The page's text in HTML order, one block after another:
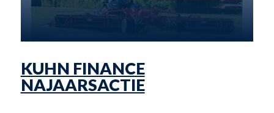
KUHN FINANCE
NAJAARSACTIE